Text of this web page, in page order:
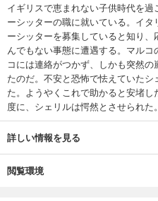
イギリスで恵まれない子供時代を
ーシッターの職に就いている。イ
ーシッターを募集していると知り
んでもない事態に遭遇する。マル
コには連絡がつかず、しかも突然
たのだ。不安と恐怖で怯えていた
た。ようやくこれで助かると安堵
度に、シェリルは愕然とさせられた。
詳しい情報を見る
閲覧環境